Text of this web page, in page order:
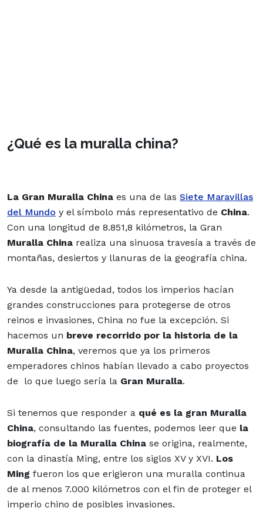
¿Qué es la muralla china?
La Gran Muralla China es una de las Siete Maravillas
del Mundo y el símbolo más representativo de China.
Con una longitud de 8.851,8 kilómetros, la Gran
Muralla China realiza una sinuosa travesía a través de
montañas, desiertos y llanuras de la geografía china.
Ya desde la antigüedad, todos los imperios hacían
grandes construcciones para protegerse de otros
reinos e invasiones, China no fue la excepción. Si
hacemos un breve recorrido por la historia de la
Muralla China, veremos que ya los primeros
emperadores chinos habían llevado a cabo proyectos
de lo que luego sería la Gran Muralla.
Si tenemos que responder a qué es la gran Muralla
China, consultando las fuentes, podemos leer que la
biografía de la Muralla China se origina, realmente,
con la dinastía Ming, entre los siglos XV y XVI. Los
Ming fueron los que erigieron una muralla continua
de al menos 7.000 kilómetros con el fin de proteger el
imperio chino de posibles invasiones.